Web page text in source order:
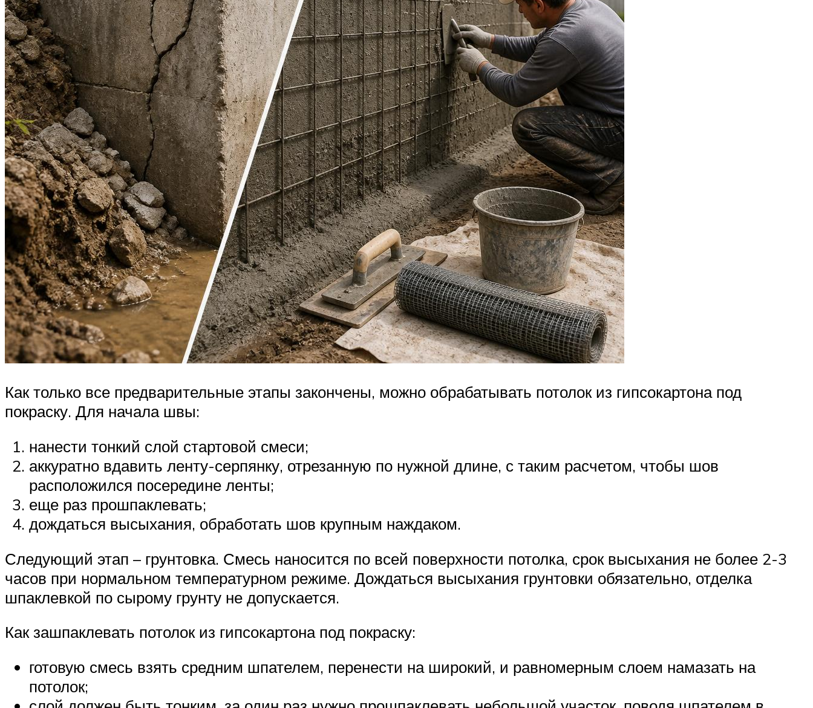
Как только все предварительные этапы закончены, можно обрабатывать потолок из гипсокартона под
покраску. Для начала швы:
нанести тонкий слой стартовой смеси;
аккуратно вдавить ленту-серпянку, отрезанную по нужной длине, с таким расчетом, чтобы шов
расположился посередине ленты;
еще раз прошпаклевать;
дождаться высыхания, обработать шов крупным наждаком.
Следующий этап – грунтовка. Смесь наносится по всей поверхности потолка, срок высыхания не более 2-3
часов при нормальном температурном режиме. Дождаться высыхания грунтовки обязательно, отделка
шпаклевкой по сырому грунту не допускается.
Как зашпаклевать потолок из гипсокартона под покраску:
готовую смесь взять средним шпателем, перенести на широкий, и равномерным слоем намазать на
потолок;